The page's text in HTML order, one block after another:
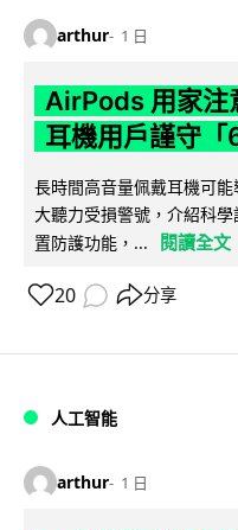
arthur 1 日
AirPods 用家注
耳機用戶謹守
長時間高音量佩戴耳機可
大聽力受損警號，介紹科
置防護功能，...
閱讀全文
20 分享
人工智能
arthur 1 日